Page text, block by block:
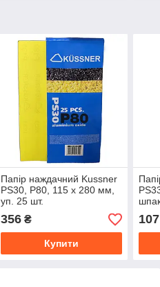
Папір наждачний Kussner
PS30, Р80, 115 x 280 мм,
уп. 25 шт.
356₴
Купити
мм,
107